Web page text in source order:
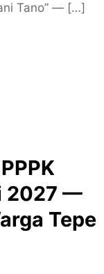
Tano” — […]
2027 —
Tepe